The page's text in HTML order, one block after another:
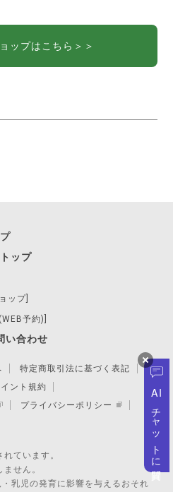
ップはこちら＞＞
ップ
ップ]
予約)]
い合わせ
特定商取引法に基づく表記
ント規約
プライバシーポリシー
ています。
せん。
乳児の発育に影響を与えるおそれ
AI
チャットに質問